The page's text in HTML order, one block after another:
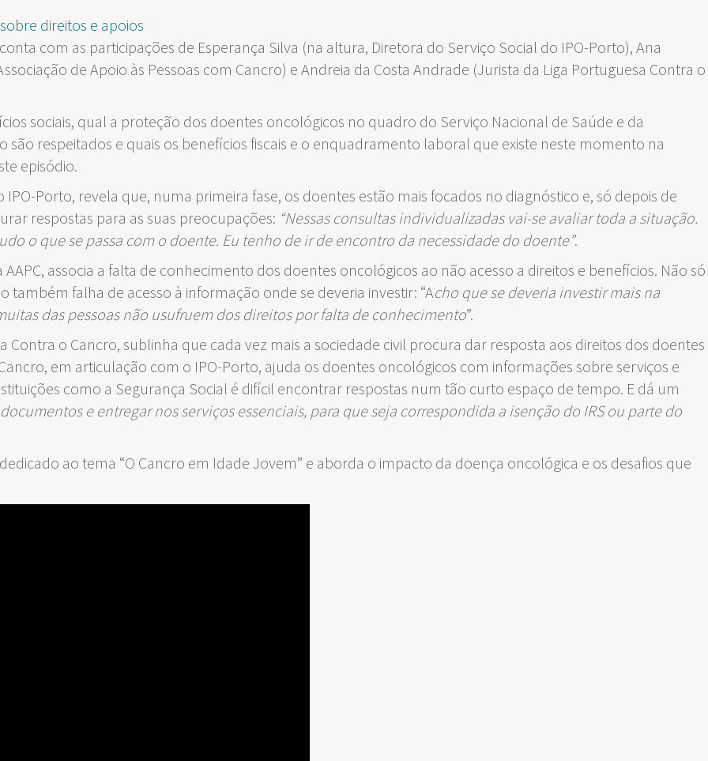
com as participações de Esperança Silva (na altura, Diretora do Serviço Social do IPO-Porto), Ana
de Apoio às Pessoas com Cancro) e Andreia da Costa Andrade (Jurista da Liga Portuguesa Contra o
sociais, qual a proteção dos doentes oncológicos no quadro do Serviço Nacional de Saúde e da
são respeitados e quais os benefícios fiscais e o enquadramento laboral que existe neste momento na
episódio.
Porto, revela que, numa primeira fase, os doentes estão mais focados no diagnóstico e, só depois de
respostas para as suas preocupações: “Nessas consultas individualizadas vai-se avaliar toda a situação.
o que se passa com o doente. Eu tenho de ir de encontro da necessidade do doente”.
associa a falta de conhecimento dos doentes oncológicos ao não acesso a direitos e benefícios. Não só
falha de acesso à informação onde se deveria investir: “Acho que se deveria investir mais na
das pessoas não usufruem dos direitos por falta de conhecimento”.
Contra o Cancro, sublinha que cada vez mais a sociedade civil procura dar resposta aos direitos dos doentes
em articulação com o IPO-Porto, ajuda os doentes oncológicos com informações sobre serviços e
como a Segurança Social é difícil encontrar respostas num tão curto espaço de tempo. E dá um
e entregar nos serviços essenciais, para que seja correspondida a isenção do IRS ou parte do
ao tema “O Cancro em Idade Jovem” e aborda o impacto da doença oncológica e os desafios que